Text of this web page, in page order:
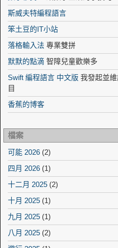
斯威夫特編程語言
笨土豆的IT小站
落格輸入法 專業雙拼
默默的點滴 智障兒童歡樂多
Swift 編程語言 中文版 我發起並
目
香蕉的博客
檔案
可能 2026 (2)
四月 2026 (1)
十二月 2025 (2)
十月 2025 (1)
九月 2025 (1)
八月 2025 (2)